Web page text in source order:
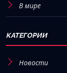
В мире
КАТЕГОРИИ
Новости